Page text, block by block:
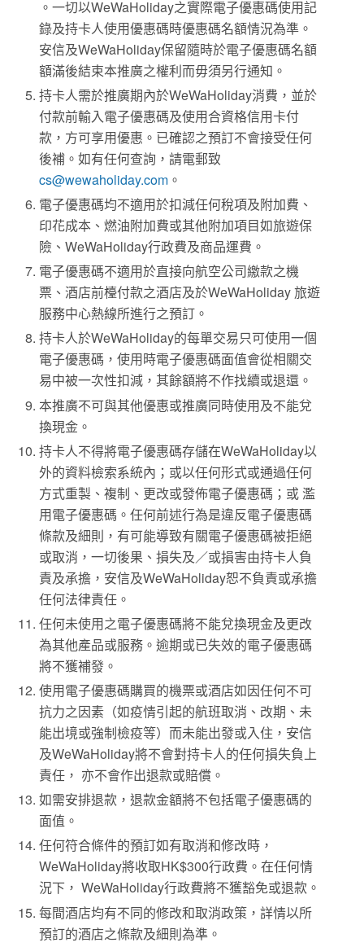
。一切以WeWaHoliday之實際電子優惠碼使用記
錄及持卡人使用優惠碼時優惠碼名額情況為準。
安信及WeWaHoliday保留隨時於電子優惠碼名額
額滿後結束本推廣之權利而毋須另行通知。
持卡人需於推廣期內於WeWaHoliday消費，並於
付款前輸入電子優惠碼及使用合資格信用卡付
款，方可享用優惠。已確認之預訂不會接受任何
後補。如有任何查詢，請電郵致
cs@wewaholiday.com 。
電子優惠碼均不適用於扣減任何稅項及附加費、
印花成本、燃油附加費或其他附加項目如旅遊保
險、WeWaHoliday行政費及商品運費。
電子優惠碼不適用於直接向航空公司繳款之機
票、酒店前檯付款之酒店及於WeWaHoliday 旅遊
服務中心熱線所進行之預訂。
持卡人於WeWaHoliday的每單交易只可使用一個
電子優惠碼，使用時電子優惠碼面值會從相關交
易中被一次性扣減，其餘額將不作找續或退還。
本推廣不可與其他優惠或推廣同時使用及不能兌
換現金。
持卡人不得將電子優惠碼存儲在WeWaHoliday以
外的資料檢索系統內；或以任何形式或通過任何
方式重製、複制、更改或發佈電子優惠碼；或 濫
用電子優惠碼。任何前述行為是違反電子優惠碼
條款及細則，有可能導致有關電子優惠碼被拒絕
或取消，一切後果、損失及／或損害由持卡人負
責及承擔，安信及WeWaHoliday恕不負責或承擔
任何法律責任。
任何未使用之電子優惠碼將不能兌換現金及更改
為其他產品或服務。逾期或已失效的電子優惠碼
將不獲補發。
使用電子優惠碼購買的機票或酒店如因任何不可
抗力之因素（如疫情引起的航班取消、改期、未
能出境或強制檢疫等）而未能出發或入住，安信
及WeWaHoliday將不會對持卡人的任何損失負上
責任， 亦不會作出退款或賠償。
如需安排退款，退款金額將不包括電子優惠碼的
面值。
任何符合條件的預訂如有取消和修改時，
WeWaHoliday將收取HK$300行政費。在任何情
況下， WeWaHoliday行政費將不獲豁免或退款。
每間酒店均有不同的修改和取消政策，詳情以所
預訂的酒店之條款及細則為準。